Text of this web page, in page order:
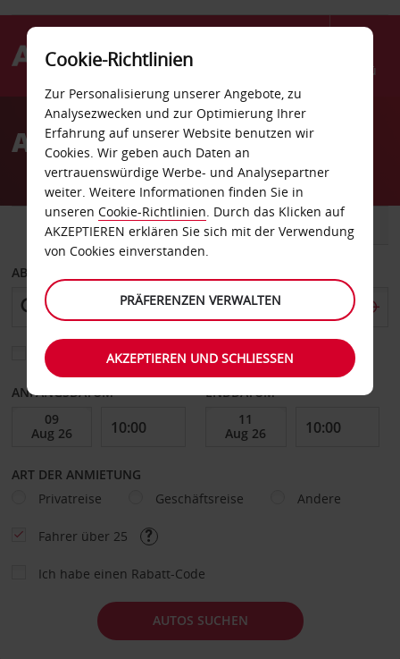
Menü
AvisAutovermietung Vesoul
FAHRZEUG TRANSPORTER
ABHOLEN VON
Eine andere Rückgabestation auswählen
ANFANGSDATUM ENDDATUM
ART DER ANMIETUNG
Privatreise
Geschäftsreise Andere
Fahrer über 25
Ich habe einen Rabatt-Code
AUTOS SUCHEN
Cookie-Richtlinien
Zur Personalisierung unserer Angebote, zu
Analysezwecken und zur Optimierung Ihrer
Erfahrung auf unserer Website benutzen wir
Cookies. Wir geben auch Daten an
vertrauenswürdige Werbe- und Analysepartner
weiter. Weitere Informationen finden Sie in
unseren Cookie-Richtlinien. Durch das Klicken auf
AKZEPTIEREN erklären Sie sich mit der Verwendung
von Cookies einverstanden.
PRÄFERENZEN VERWALTEN
AKZEPTIEREN UND SCHLIESSEN